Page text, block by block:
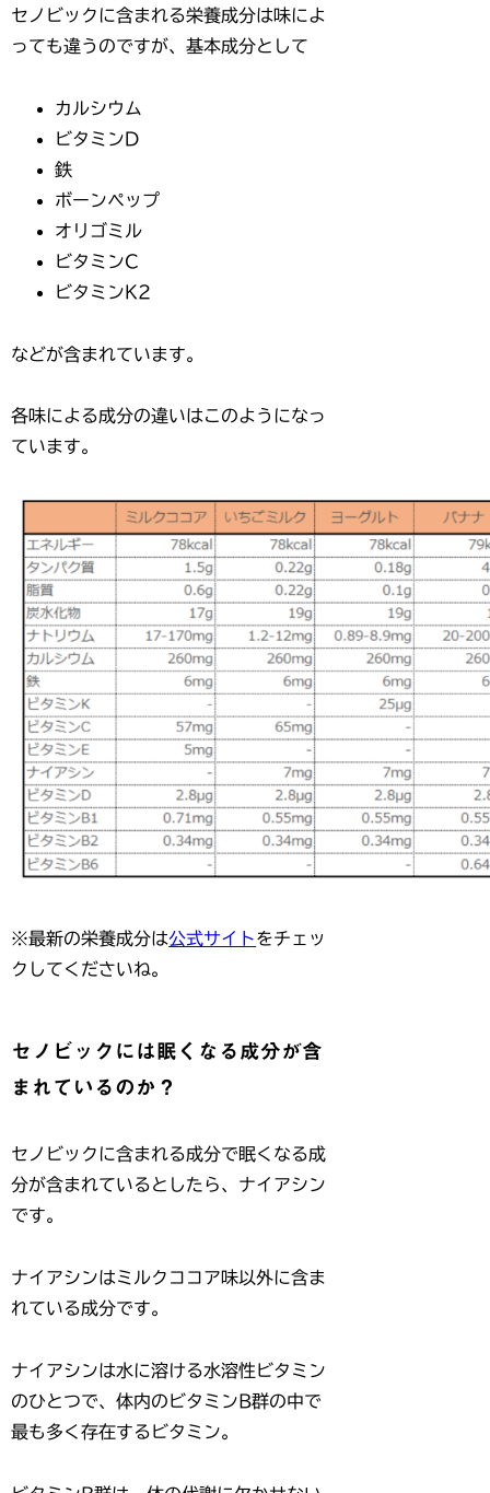
セノビックに含まれる栄養成分は味によ
っても違うのですが、基本成分として
カルシウム
ビタミンD
鉄
ボーンペップ
オリゴミル
ビタミンC
ビタミンK2
などが含まれています。
各味による成分の違いはこのようになっ
ています。
※最新の栄養成分は公式サイトをチェッ
クしてくださいね。
セノビックには眠くなる成分が含
まれているのか？
セノビックに含まれる成分で眠くなる成
分が含まれているとしたら、ナイアシン
です。
ナイアシンはミルクココア味以外に含ま
れている成分です。
ナイアシンは水に溶ける水溶性ビタミン
のひとつで、体内のビタミンB群の中で
最も多く存在するビタミン。